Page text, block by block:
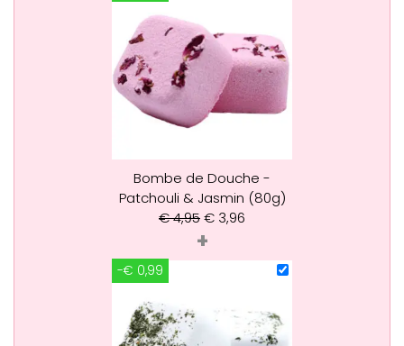
Bombe de Douche -
Patchouli & Jasmin (80g)
€4,95€ 3,96
+
-€ 0,99